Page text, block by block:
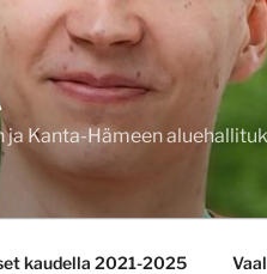
Kanta-Hämeen
kaudella 2021-2025